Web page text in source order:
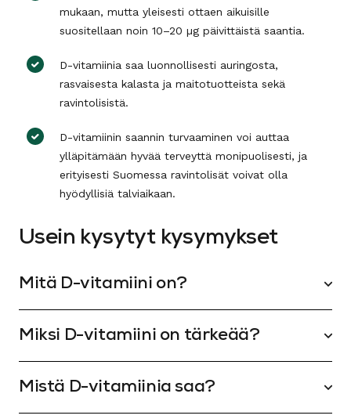
mukaan, mutta yleisesti ottaen aikuisille
suositellaan noin 10–20 µg päivittäistä saantia.
D-vitamiinia saa luonnollisesti auringosta,
rasvaisesta kalasta ja maitotuotteista sekä
ravintolisistä.
D-vitamiinin saannin turvaaminen voi auttaa
ylläpitämään hyvää terveyttä monipuolisesti, ja
erityisesti Suomessa ravintolisät voivat olla
hyödyllisiä talviaikaan.
Usein kysytyt kysymykset
Mitä D-vitamiini on?
Miksi D-vitamiini on tärkeää?
Mistä D-vitamiinia saa?